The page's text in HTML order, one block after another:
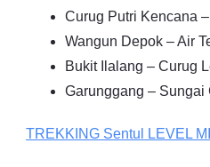
Curug Putri Kencana
Wangun Depok – Air
Bukit Ilalang – Curug
Garunggang – Sungai
TREKKING Sentul LEVEL